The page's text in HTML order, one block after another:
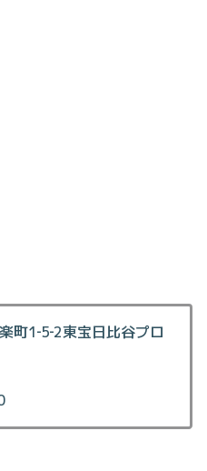
町1‐5‐2東宝日比谷プロ